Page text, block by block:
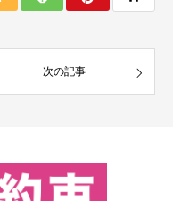
次の記事